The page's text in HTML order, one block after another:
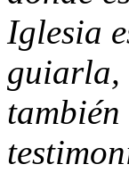
Iglesia
guiarla,